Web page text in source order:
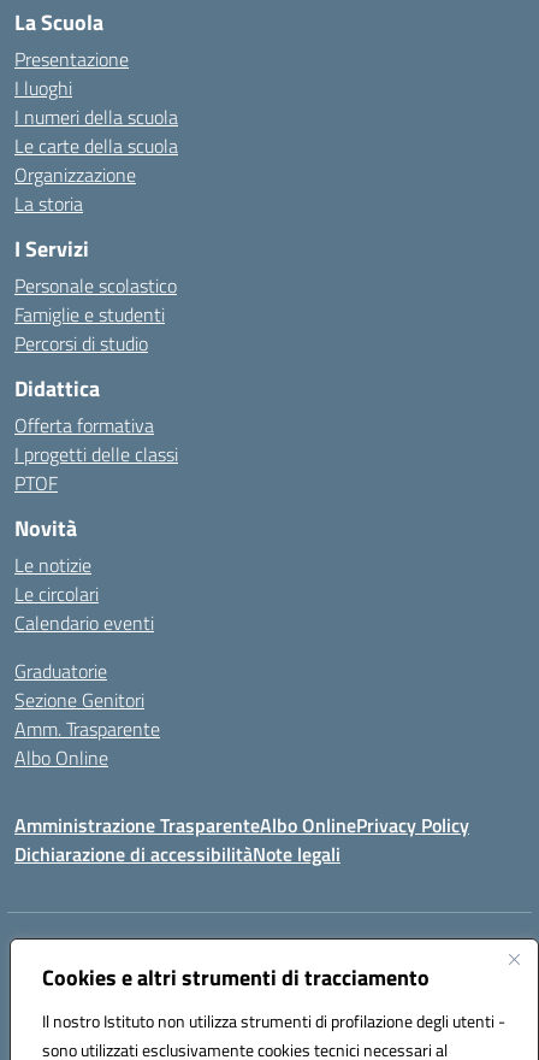
Cookies e altri strumenti di tracciamento
Il nostro Istituto non utilizza strumenti di profilazione degli utenti -
sono utilizzati esclusivamente cookies tecnici necessari al
La Scuola
Presentazione
I luoghi
I numeri della scuola
Le carte della scuola
Organizzazione
La storia
I Servizi
Personale scolastico
Famiglie e studenti
Percorsi di studio
Didattica
Offerta formativa
I progetti delle classi
PTOF
Novità
Le notizie
Le circolari
Calendario eventi
Graduatorie
Sezione Genitori
Amm. Trasparente
Albo Online
Amministrazione TrasparenteAlbo OnlinePrivacy Policy
Dichiarazione di accessibilitàNote legali
Indirizzo:
Centralino:0823/718125 Email:bnic839008@istruzione.it
Codice fiscale: 92029030621